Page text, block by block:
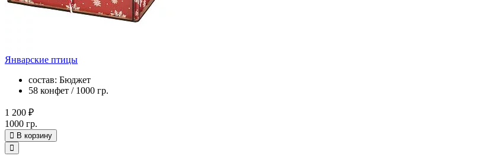
Январские птицы
состав: Бюджет
58 конфет / 1000 гр.
1 200 ₽
1000 гр.
В корзину